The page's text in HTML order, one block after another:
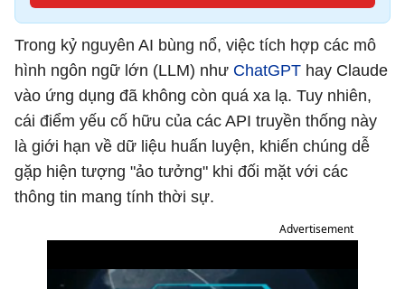
Trong kỷ nguyên AI bùng nổ, việc tích hợp các mô
hình ngôn ngữ lớn (LLM) như ChatGPT hay Claude
vào ứng dụng đã không còn quá xa lạ. Tuy nhiên,
cái điểm yếu cố hữu của các API truyền thống này
là giới hạn về dữ liệu huấn luyện, khiến chúng dễ
gặp hiện tượng "ảo tưởng" khi đối mặt với các
thông tin mang tính thời sự.
Advertisement